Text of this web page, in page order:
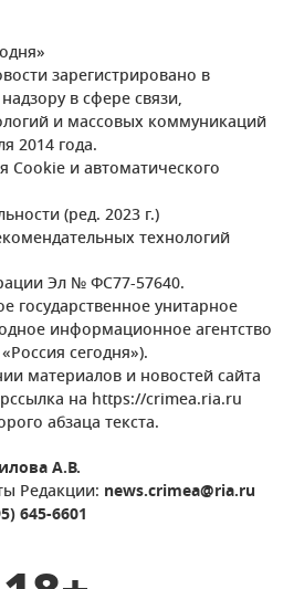
зарегистрировано в
в сфере связи,
и массовых коммуникаций
2014 года.
Cookie и автоматического
(ред. 2023 г.)
технологий
Эл № ФС77-57640.
государственное унитарное
информационное агентство
сегодня»).
материалов и новостей сайта
на https://crimea.ria.ru
абзаца текста.
А.В.
Редакции: news.crimea@ria.ru
645-6601